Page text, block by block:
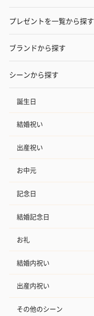
プレゼントを一覧から探す
ブランドから探す
シーンから探す
誕生日
結婚祝い
出産祝い
お中元
記念日
結婚記念日
お礼
結婚内祝い
出産内祝い
その他のシーン